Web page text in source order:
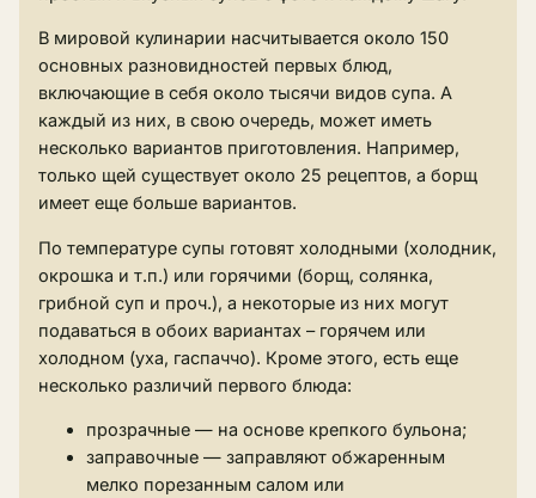
В мировой кулинарии насчитывается около 150
основных разновидностей первых блюд,
включающие в себя около тысячи видов супа. А
каждый из них, в свою очередь, может иметь
несколько вариантов приготовления. Например,
только щей существует около 25 рецептов, а борщ
имеет еще больше вариантов.
По температуре супы готовят холодными (холодник,
окрошка и т.п.) или горячими (борщ, солянка,
грибной суп и проч.), а некоторые из них могут
подаваться в обоих вариантах – горячем или
холодном (уха, гаспаччо). Кроме этого, есть еще
несколько различий первого блюда:
прозрачные — на основе крепкого бульона;
заправочные — заправляют обжаренным
мелко порезанным салом или